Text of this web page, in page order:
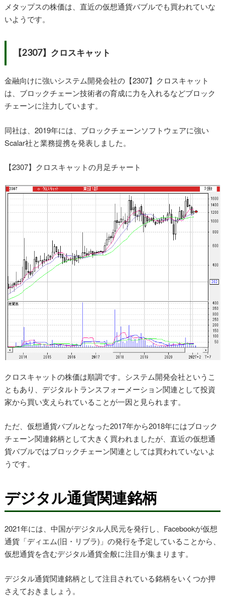
メタップスの株価は、直近の仮想通貨バブルでも買われていな
いようです。
【2307】クロスキャット
金融向けに強いシステム開発会社の【2307】クロスキャット
は、ブロックチェーン技術者の育成に力を入れるなどブロック
チェーンに注力しています。
同社は、2019年には、ブロックチェーンソフトウェアに強い
Scalar社と業務提携を発表しました。
【2307】クロスキャットの月足チャート
クロスキャットの株価は順調です。システム開発会社というこ
ともあり、デジタルトランスフォーメーション関連として投資
家から買い支えられていることが一因と見られます。
ただ、仮想通貨バブルとなった2017年から2018年にはブロック
チェーン関連銘柄として大きく買われましたが、直近の仮想通
貨バブルではブロックチェーン関連としては買われていないよ
うです。
デジタル通貨関連銘柄
2021年には、中国がデジタル人民元を発行し、Facebookが仮想
通貨「ディエム(旧・リブラ)」の発行を予定していることから、
仮想通貨を含むデジタル通貨全般に注目が集まります。
デジタル通貨関連銘柄として注目されている銘柄をいくつか押
さえておきましょう。